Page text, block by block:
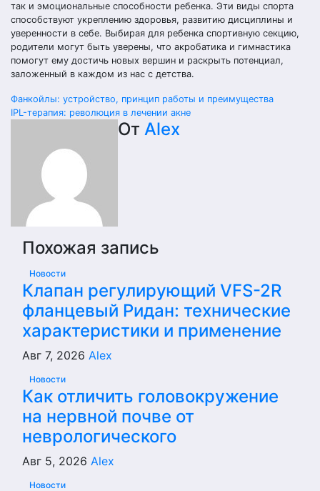
так и эмоциональные способности ребенка. Эти виды спорта
способствуют укреплению здоровья, развитию дисциплины и
уверенности в себе. Выбирая для ребенка спортивную секцию,
родители могут быть уверены, что акробатика и гимнастика
помогут ему достичь новых вершин и раскрыть потенциал,
заложенный в каждом из нас с детства.
Навигация
записям
Фанкойлы: устройство, принцип работы и преимущества
IPL-терапия: революция в лечении акне
От Alex
Похожая запись
Новости
Клапан регулирующий VFS-2R
фланцевый Ридан: технические
характеристики и применение
Авг 7, 2026 Alex
Новости
Как отличить головокружение
на нервной почве от
неврологического
Авг 5, 2026 Alex
Новости